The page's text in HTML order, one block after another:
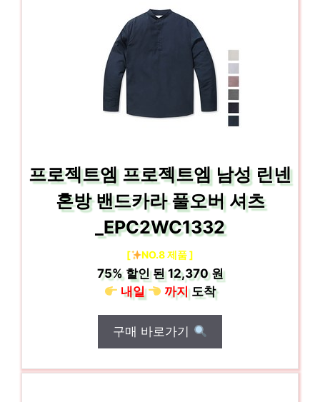
프로젝트엠 프로젝트엠 남성 린넨
혼방 밴드카라 풀오버 셔츠
_EPC2WC1332
[ NO.8 제품 ]
75%할인 된12,370 원
내일
까지도착
구매 바로가기